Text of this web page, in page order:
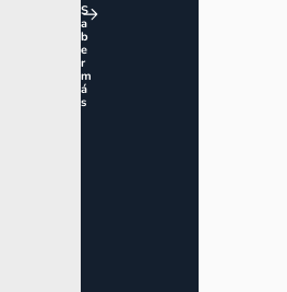
S
a
b
e
r
m
á
s